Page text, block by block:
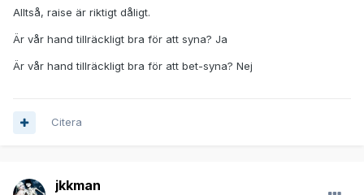
Alltså, raise är riktigt dåligt.
Är vår hand tillräckligt bra för att syna? Ja
Är vår hand tillräckligt bra för att bet-syna? Nej
Citera
jkkman